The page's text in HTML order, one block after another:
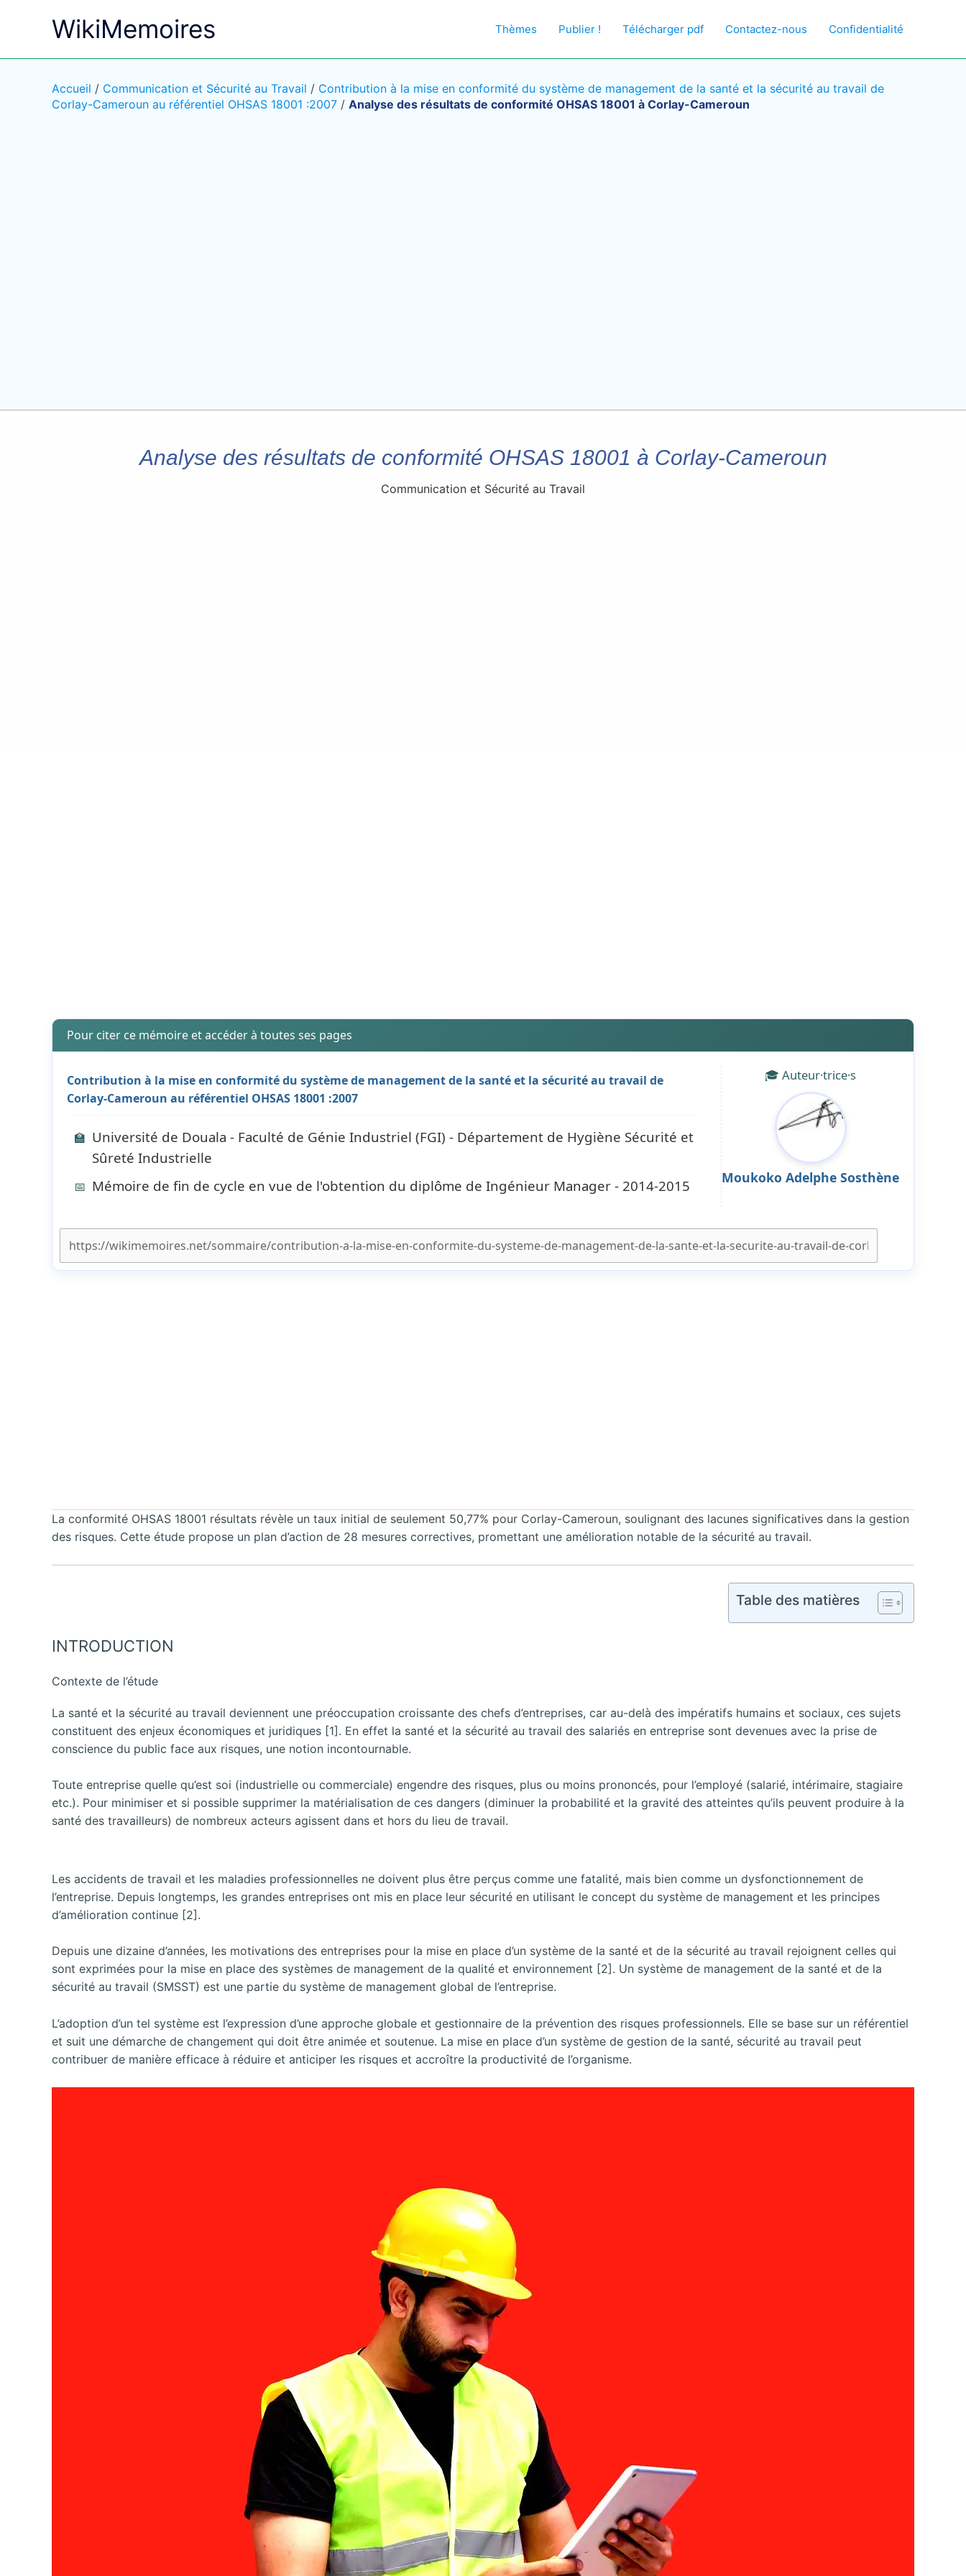
WikiMemoires Thèmes Publier ! Télécharger pdf Contactez-nous Confidentialité
Accueil / Communication et Sécurité au Travail / Contribution à la mise en conformité du système de management de la santé et la sécurité au travail de
Corlay-Cameroun au référentiel OHSAS 18001 :2007 / Analyse des résultats de conformité OHSAS 18001 à Corlay-Cameroun
Analyse des résultats de conformité OHSAS 18001 à Corlay-Cameroun
Communication et Sécurité au Travail
Pour citer ce mémoire et accéder à toutes ses pages
Contribution à la mise en conformité du système de management de la santé et la sécurité au travail de
Corlay-Cameroun au référentiel OHSAS 18001 :2007
🏫 Université de Douala - Faculté de Génie Industriel (FGI) - Département de Hygiène Sécurité et
Sûreté Industrielle
📅 Mémoire de fin de cycle en vue de l'obtention du diplôme de Ingénieur Manager - 2014-2015
🎓 Auteur·trice·s
Moukoko Adelphe Sosthène
La conformité OHSAS 18001 résultats révèle un taux initial de seulement 50,77% pour Corlay-Cameroun, soulignant des lacunes significatives dans la gestion
des risques. Cette étude propose un plan d’action de 28 mesures correctives, promettant une amélioration notable de la sécurité au travail.
Table des matières
INTRODUCTION
Contexte de l’étude
La santé et la sécurité au travail deviennent une préoccupation croissante des chefs d’entreprises, car au-delà des impératifs humains et sociaux, ces sujets
constituent des enjeux économiques et juridiques [1]. En effet la santé et la sécurité au travail des salariés en entreprise sont devenues avec la prise de
conscience du public face aux risques, une notion incontournable.
Toute entreprise quelle qu’est soi (industrielle ou commerciale) engendre des risques, plus ou moins prononcés, pour l’employé (salarié, intérimaire, stagiaire
etc.). Pour minimiser et si possible supprimer la matérialisation de ces dangers (diminuer la probabilité et la gravité des atteintes qu’ils peuvent produire à la
santé des travailleurs) de nombreux acteurs agissent dans et hors du lieu de travail.
Les accidents de travail et les maladies professionnelles ne doivent plus être perçus comme une fatalité, mais bien comme un dysfonctionnement de
l’entreprise. Depuis longtemps, les grandes entreprises ont mis en place leur sécurité en utilisant le concept du système de management et les principes
d’amélioration continue [2].
Depuis une dizaine d’années, les motivations des entreprises pour la mise en place d’un système de la santé et de la sécurité au travail rejoignent celles qui
sont exprimées pour la mise en place des systèmes de management de la qualité et environnement [2]. Un système de management de la santé et de la
sécurité au travail (SMSST) est une partie du système de management global de l’entreprise.
L’adoption d’un tel système est l’expression d’une approche globale et gestionnaire de la prévention des risques professionnels. Elle se base sur un référentiel
et suit une démarche de changement qui doit être animée et soutenue. La mise en place d’un système de gestion de la santé, sécurité au travail peut
contribuer de manière efficace à réduire et anticiper les risques et accroître la productivité de l’organisme.